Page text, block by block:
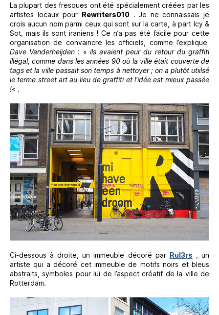
La plupart des fresques ont été spécialement créées par les
artistes locaux pour Rewriters010. Je ne connaissais je
crois aucun nom parmi ceux qui sont sur la carte, à part Icy &
Sot, mais ils sont iraniens ! Ce n’a pas été facile pour cette
organisation de convaincre les officiels, comme l’explique
Dave Vanderheijden : « ils avaient peur du retour du graffiti
illégal, comme dans les années 90 où la ville était couverte de
tags et la ville passait son temps à nettoyer ; on a plutôt utiilsé
le terme street art au lieu de graffiti et l’idée est mieux passée
!« .
Ci-dessous à droite, un immeuble décoré par Rul3rs , un
artiste qui a décoré cet immeuble de motifs noirs et bleus
abstraits, symboles pour lui de l’aspect créatif de la ville de
Rotterdam.